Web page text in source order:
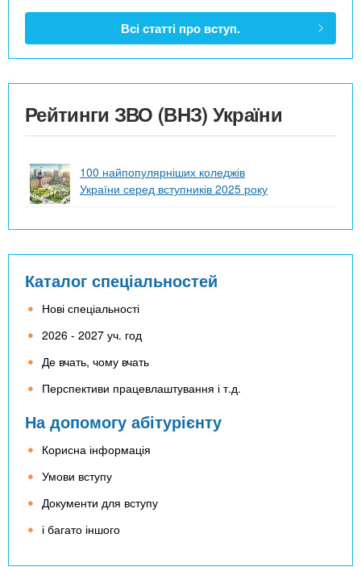
Всі статті про вступ.
Рейтинги ЗВО (ВНЗ) України
100 найпопулярніших коледжів
України серед вступників 2025 року
Каталог спеціальностей
Нові спеціальності
2026 - 2027 уч. год
Де вчать, чому вчать
Перспективи працевлаштування і т.д.
На допомогу абітурієнту
Корисна інформація
Умови вступу
Документи для вступу
і багато іншого